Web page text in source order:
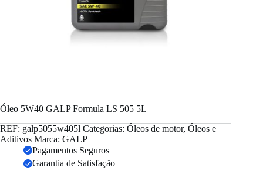
Óleo 5W40 GALP Formula LS 505 5L
REF: galp5055w405l Categorias: Óleos de motor, Óleos e
Aditivos Marca: GALP
Pagamentos Seguros
Garantia de Satisfação